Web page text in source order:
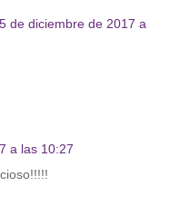
de diciembre de 2017 a
a las 10:27